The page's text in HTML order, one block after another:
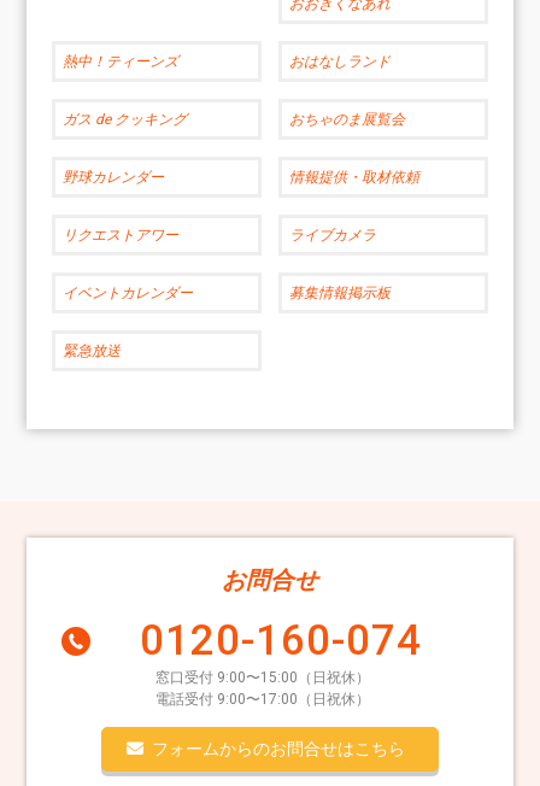
熱中！ティーンズ おはなしランド
ガス de クッキング おちゃのま展覧会
野球カレンダー 情報提供・取材依頼
リクエストアワー ライブカメラ
イベントカレンダー 募集情報掲示板
緊急放送
お問合せ
0120-160-074
窓口受付 9:00〜15:00（日祝休）
電話受付 9:00〜17:00（日祝休）
フォームからのお問合せはこちら